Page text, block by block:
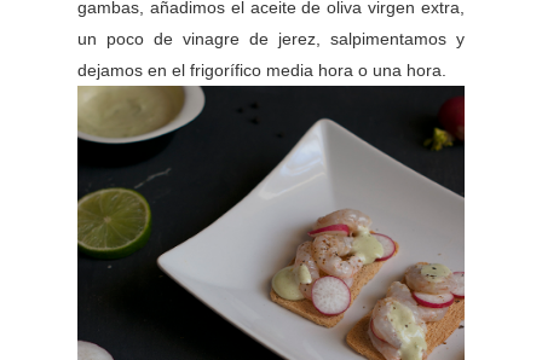
gambas, añadimos el aceite de oliva virgen extra,
un poco de vinagre de jerez, salpimentamos y
dejamos en el frigorífico media hora o una hora.